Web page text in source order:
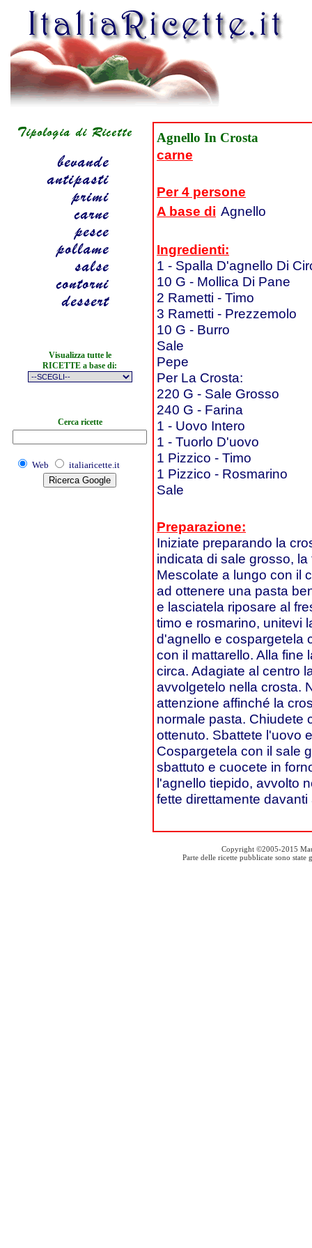
Visualizza tutte le
RICETTE a base di:
Cerca ricette
Web italiaricette.it
Agnello In Crosta
carne
Per 4 persone
A base di Agnello
Ingredienti:
1 - Spalla D'agnello Di
10 G - Mollica Di Pane
2 Rametti - Timo
3 Rametti - Prezzemolo
10 G - Burro
Sale
Pepe
Per La Crosta:
220 G - Sale Grosso
240 G - Farina
1 - Uovo Intero
1 - Tuorlo D'uovo
1 Pizzico - Timo
1 Pizzico - Rosmarino
Sale
Preparazione:
Iniziate preparando la
indicata di sale grosso,
Mescolate a lungo con il
ad ottenere una pasta
e lasciatela riposare al
timo e rosmarino, unitevi
d'agnello e cospargetela
con il mattarello. Alla fine
circa. Adagiate al centro
avvolgetelo nella crosta.
attenzione affinché la
normale pasta. Chiudete
ottenuto. Sbattete l'uovo
Cospargetela con il sale
sbattuto e cuocete in
l'agnello tiepido, avvolto
fette direttamente
Copyright ©2005-2015
Parte delle ricette pubblicate sono state